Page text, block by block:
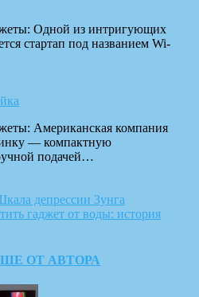
Одной из интригующих
стартап под названием Wi-
Американская компания
— компактную
подачей…
депрессии Зунга
гаджет от воды: история
ОТ АВТОРА